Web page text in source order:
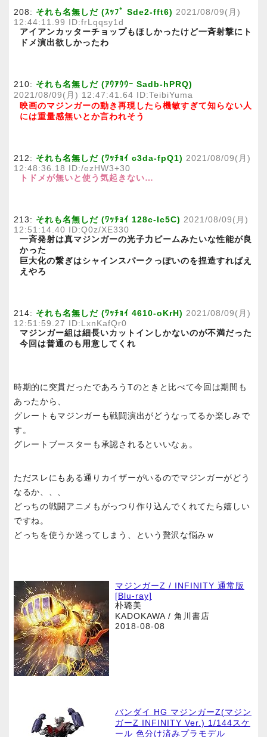
208: それも名無しだ (ｽｯﾌﾟ Sde2-fft6) 2021/08/09(月)
12:44:11.99 ID:frLqqsy1d
アイアンカッターチョップもほしかったけど一斉射撃にト
ドメ演出欲しかったわ
210: それも名無しだ (ｱｳｱｳｳｰ Sadb-hPRQ)
2021/08/09(月) 12:47:41.64 ID:TeibiYuma
映画のマジンガーの動き再現したら機敏すぎて知らない人
には重量感無いとか言われそう
212: それも名無しだ (ﾜｯﾁｮｲ c3da-fpQ1) 2021/08/09(月)
12:48:36.18 ID:/ezHW3+30
トドメが無いと使う気起きない…
213: それも名無しだ (ﾜｯﾁｮｲ 128c-Ic5C) 2021/08/09(月)
12:51:14.40 ID:Q0z/XE330
一斉発射は真マジンガーの光子力ビームみたいな性能が良
かった
巨大化の繋ぎはシャインスパークっぽいのを捏造すればえ
えやろ
214: それも名無しだ (ﾜｯﾁｮｲ 4610-oKrH) 2021/08/09(月)
12:51:59.27 ID:LxnKafQr0
マジンガー組は細長いカットインしかないのが不満だった
今回は普通のも用意してくれ
時期的に突貫だったであろうTのときと比べて今回は期間も
あったから、
グレートもマジンガーも戦闘演出がどうなってるか楽しみで
す。
グレートブースターも承認されるといいなぁ。
ただスレにもある通りカイザーがいるのでマジンガーがどう
なるか、、、
どっちの戦闘アニメもがっつり作り込んでくれてたら嬉しい
ですね。
どっちを使うか迷ってしまう、という贅沢な悩みｗ
マジンガーZ / INFINITY 通常版
[Blu-ray]
朴璐美
KADOKAWA / 角川書店
2018-08-08
バンダイ HG マジンガーZ(マジン
ガーZ INFINITY Ver.) 1/144スケ
ール 色分け済みプラモデル